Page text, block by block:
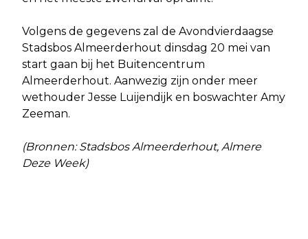
Volgens de gegevens zal de Avondvierdaagse
Stadsbos Almeerderhout dinsdag 20 mei van
start gaan bij het Buitencentrum
Almeerderhout. Aanwezig zijn onder meer
wethouder Jesse Luijendijk en boswachter Amy
Zeeman.
(Bronnen: Stadsbos Almeerderhout, Almere
Deze Week)